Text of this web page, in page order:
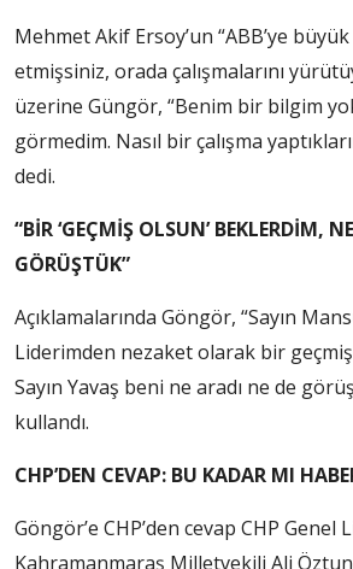
Mehmet Akif Ersoy’un “ABB’ye
etmişsiniz, orada çalışmalarını
üzerine Güngör, “Benim bir bilgim
görmedim. Nasıl bir çalışma
dedi.
“BİR ‘GEÇMİŞ OLSUN’ BEKLERDİM,
GÖRÜŞTÜK”
Açıklamalarında Göngör, “Sayın
Liderimden nezaket olarak bir
Sayın Yavaş beni ne aradı ne de
kullandı.
CHP’DEN CEVAP: BU KADAR MI
Göngör’e CHP’den cevap CHP Genel
Kahramanmaraş Milletvekili Ali